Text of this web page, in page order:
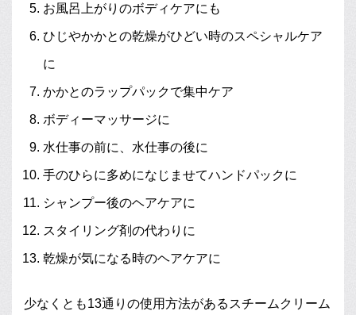
お風呂上がりのボディケアにも
ひじやかかとの乾燥がひどい時のスペシャルケア
に
かかとのラップパックで集中ケア
ボディーマッサージに
水仕事の前に、水仕事の後に
手のひらに多めになじませてハンドパックに
シャンプー後のヘアケアに
スタイリング剤の代わりに
乾燥が気になる時のヘアケアに
少なくとも13通りの使用方法があるスチームクリーム